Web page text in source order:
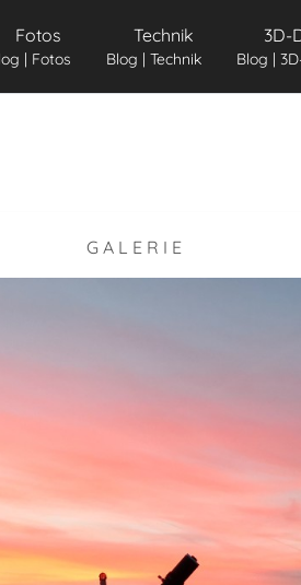
Fotos
| Fotos
Technik
Blog | Technik
3D-
Blog |
G A L E R I E